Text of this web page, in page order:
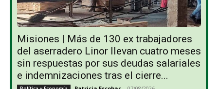
Misiones | Más de 130 ex trabajadores
del aserradero Linor llevan cuatro meses
sin respuestas por sus deudas salariales
e indemnizaciones tras el cierre...